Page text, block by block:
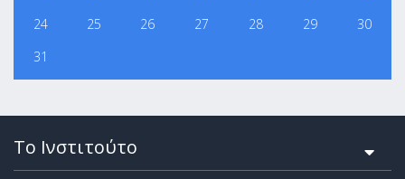
24
25 26 27 28 29
30
31
Το Ινστιτούτο